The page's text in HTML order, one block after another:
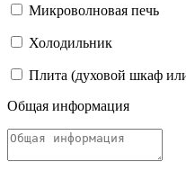
Микроволновая печь
Холодильник
Плита (духовой шкаф
Общая информация